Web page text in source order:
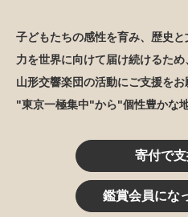
子どもたちの感性を育み、歴史
力を世界に向けて届け続けるため
山形交響楽団の活動にご支援を
"東京一極集中"から"個性豊かな
寄付で
鑑賞会員にな